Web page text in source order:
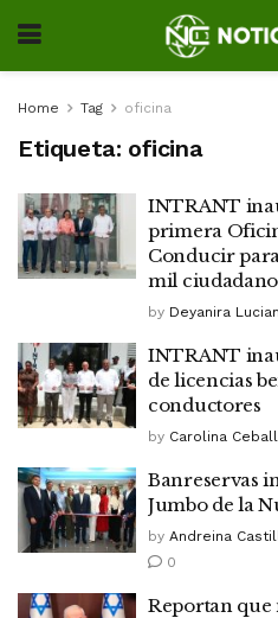
Home Tag oficina
Etiqueta: oficina
INTRANT
primera
Conducir
mil
by Deyanira
INTRANT
de licencias
conductores
by Carolina
Banreservas
Jumbo de la
by Andreina
0
Reportan que